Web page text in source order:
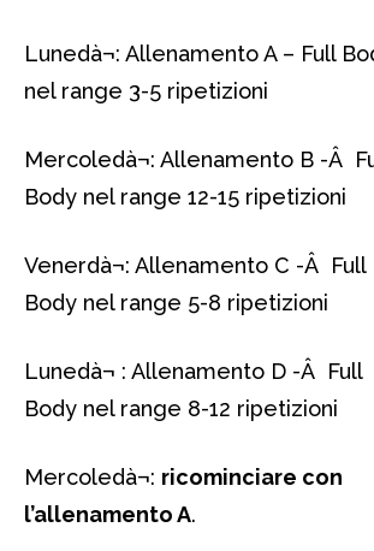
Lunedà¬: Allenamento A – Full
nel range 3-5 ripetizioni
Mercoledà¬: Allenamento B -Â
Body nel range 12-15 ripetizioni
Venerdà¬: Allenamento C -Â Full
Body nel range 5-8 ripetizioni
Lunedà¬ : Allenamento D -Â Full
Body nel range 8-12 ripetizioni
Mercoledà¬: ricominciare con
l’allenamento A.